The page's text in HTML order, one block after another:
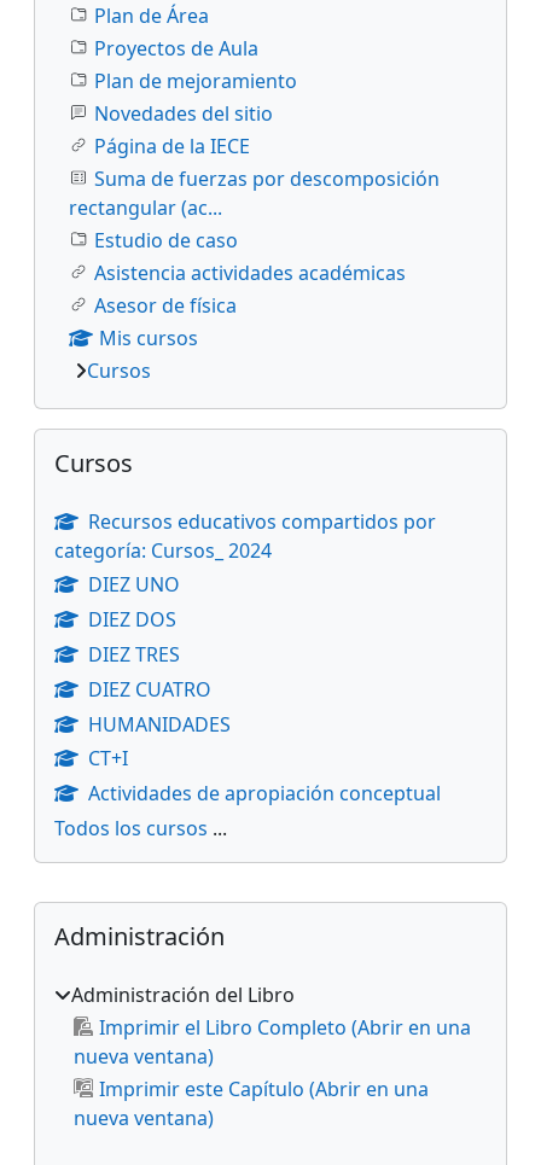
Plan de Área
Proyectos de Aula
Plan de mejoramiento
Novedades del sitio
Página de la IECE
Suma de fuerzas por descomposición
rectangular (ac...
Estudio de caso
Asistencia actividades académicas
Asesor de física
Mis cursos
Cursos
Salta Cursos
Cursos
Recursos educativos compartidos por
categoría: Cursos_ 2024
DIEZ UNO
DIEZ DOS
DIEZ TRES
DIEZ CUATRO
HUMANIDADES
CT+I
Actividades de apropiación conceptual
Todos los cursos ...
Bloques suplementarios
Salta Administración
Administración
Administración del Libro
Imprimir el Libro Completo (Abrir en una
nueva ventana)
Imprimir este Capítulo (Abrir en una
nueva ventana)